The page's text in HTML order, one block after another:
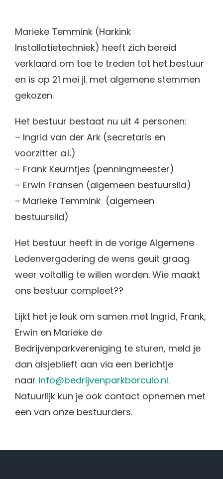
Marieke Temmink (Harkink
Installatietechniek) heeft zich bereid
verklaard om toe te treden tot het bestuur
en is op 21 mei jl. met algemene stemmen
gekozen.
Het bestuur bestaat nu uit 4 personen:
– Ingrid van der Ark (secretaris en
voorzitter a.i.)
– Frank Keurntjes (penningmeester)
– Erwin Fransen (algemeen bestuurslid)
– Marieke Temmink (algemeen
bestuurslid)
Het bestuur heeft in de vorige Algemene
Ledenvergadering de wens geuit graag
weer voltallig te willen worden. Wie maakt
ons bestuur compleet??
Lijkt het je leuk om samen met Ingrid, Frank,
Erwin en Marieke de
Bedrijvenparkvereniging te sturen, meld je
dan alsjeblieft aan via een berichtje
naar info@bedrijvenparkborculo.nl.
Natuurlijk kun je ook contact opnemen met
een van onze bestuurders.